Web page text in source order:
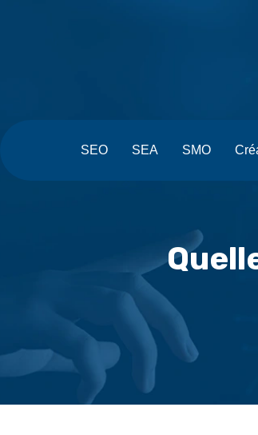
SEO SEA SMO